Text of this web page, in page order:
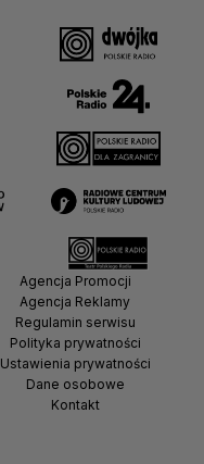
Agencja Promocji
Agencja Reklamy
Regulamin serwisu
Polityka prywatności
Ustawienia prywatności
Dane osobowe
Kontakt